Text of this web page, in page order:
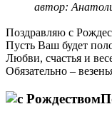
автор:
Поздравляю с
Пусть Ваш будет
Любви, счастья и
Обязательно –